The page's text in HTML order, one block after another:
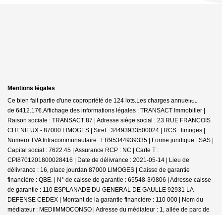
Mentions légales
Ce bien fait partie d'une copropriété de 124 lots.Les charges annuelles sont
de 6412.17€.Affichage des informations légales : TRANSACT Immobilier |
Raison sociale : TRANSACT 87 | Adresse siège social : 23 RUE FRANCOIS
CHENIEUX - 87000 LIMOGES | Siret : 34493933500024 | RCS : limoges |
Numero TVA Intracommunautaire : FR95344939335 | Forme juridique : SAS |
Capital social : 7622.45 | Assurance RCP : NC | Carte T :
CPI8701201800028416 | Date de délivrance : 2021-05-14 | Lieu de
délivrance : 16, place jourdan 87000 LIMOGES | Caisse de garantie
financière : QBE. | N° de caisse de garantie : 65548-3/9806 | Adresse caisse
de garantie : 110 ESPLANADE DU GENERAL DE GAULLE 92931 LA
DEFENSE CEDEX | Montant de la garantie financière : 110 000 | Nom du
médiateur : MEDIIMMOCONSO | Adresse du médiateur : 1, allée de parc de